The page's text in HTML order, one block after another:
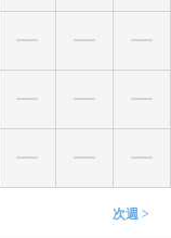
次週 >